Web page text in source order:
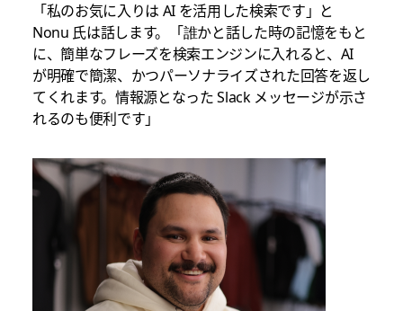
「私のお気に入りは AI を活用した検索です」と
Nonu 氏は話します。「誰かと話した時の記憶をもと
に、簡単なフレーズを検索エンジンに入れると、AI
が明確で簡潔、かつパーソナライズされた回答を返し
てくれます。情報源となった Slack メッセージが示さ
れるのも便利です」